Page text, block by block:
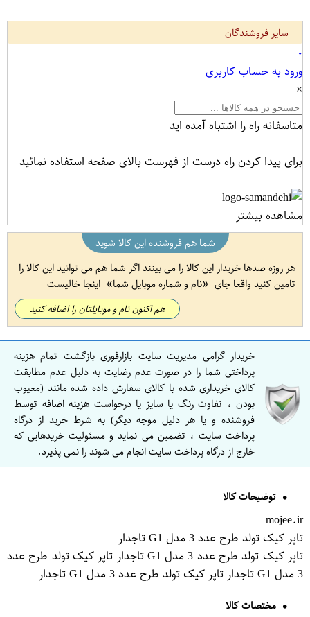
سایر فروشندگان
۰
ورود به حساب کاربری
×
متاسفانه راه را اشتباه آمده اید
برای پیدا کردن راه درست از فهرست بالای صفحه استفاده نمائید
مشاهده بیشتر
شما هم فروشنده این کالا شوید
هر روزه صدها خریدار این کالا را می بینند اگر شما هم می توانید این کالا را
تامین کنید واقعا جای
نام و شماره موبایل شما اینجا خالیست
هم اکنون نام و موبایلتان را اضافه کنید
خریدار گرامی مدیریت سایت بازارفوری بازگشت تمام هزینه
پرداختی شما را در صورت عدم رضایت به دلیل عدم مطابقت
کالای خریداری شده با کالای سفارش داده شده مانند (معیوب
بودن ، تفاوت رنگ یا سایز یا درخواست هزینه اضافه توسط
فروشنده و یا هر دلیل موجه دیگر) به شرط خرید از درگاه
پرداخت سایت ، تضمین می نماید و مسئولیت خریدهایی که
خارج از درگاه پرداخت سایت انجام می شوند را نمی پذیرد.
توضیحات کالا
mojee.ir
تاپر کیک تولد طرح عدد 3 مدل G1 تاجدار
تاپر کیک تولد طرح عدد 3 مدل G1 تاجدار تاپر کیک تولد طرح عدد
3 مدل G1 تاجدار تاپر کیک تولد طرح عدد 3 مدل G1 تاجدار
مختصات کالا